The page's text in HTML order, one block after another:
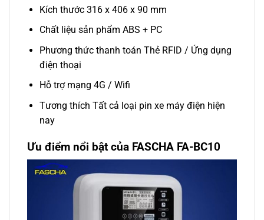
Kích thước 316 x 406 x 90 mm
Chất liệu sản phẩm ABS + PC
Phương thức thanh toán Thẻ RFID / Ứng dụng
điện thoại
Hỗ trợ mạng 4G / Wifi
Tương thích Tất cả loại pin xe máy điện hiện
nay
Ưu điểm nổi bật của FASCHA FA-BC10